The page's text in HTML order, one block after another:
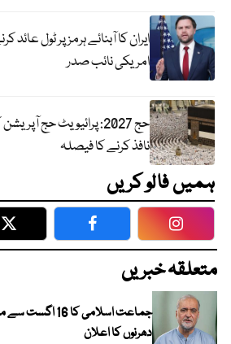
ایران کا آبنائے ہرمز پر ٹول عائد
امریکی نائب صدر
حج 2027: پرائیویٹ حج
نافذ کرنے کا فیصلہ
ہمیں فالو کریں
Twitter Facebook
متعلقہ خبریں
جماعت اسلامی
دھرنوں کا اعلان